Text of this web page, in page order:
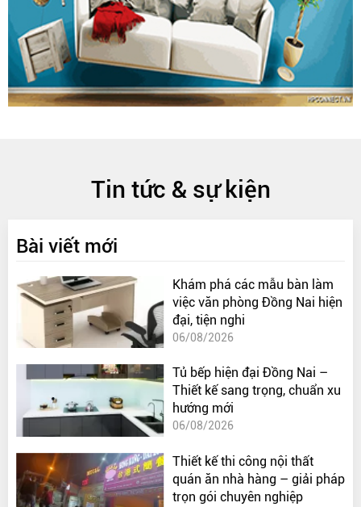
Tin tức & sự kiện
Bài viết mới
Khám phá các mẫu bàn làm
việc văn phòng Đồng Nai hiện
đại, tiện nghi
06/08/2026
Tủ bếp hiện đại Đồng Nai –
Thiết kế sang trọng, chuẩn xu
hướng mới
06/08/2026
Thiết kế thi công nội thất
quán ăn nhà hàng – giải pháp
trọn gói chuyên nghiệp